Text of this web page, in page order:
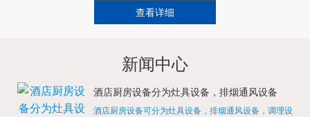
查看详细
新闻中心
酒店厨房设备分为灶具设备，排烟通风设备
酒店厨房设备可分为灶具设备，排烟通风设备，调理设